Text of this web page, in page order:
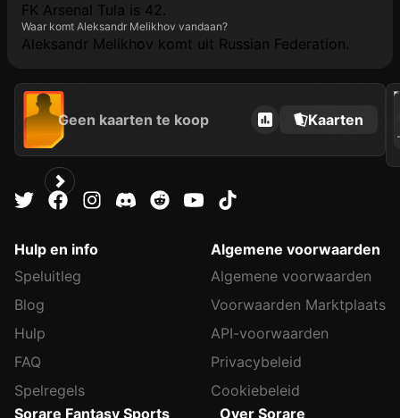
FK Arsenal Tula is 42.
Waar komt Aleksandr Melikhov vandaan?
Aleksandr Melikhov komt uit Russian Federation.
Geen kaarten te koop Kaarten
2021
Hulp en info
Speluitleg
Blog
Hulp
FAQ
Spelregels
Algemene voorwaarden
Algemene voorwaarden
Voorwaarden Marktplaats
API-voorwaarden
Privacybeleid
Cookiebeleid
Sorare Fantasy Sports
Over Sorare